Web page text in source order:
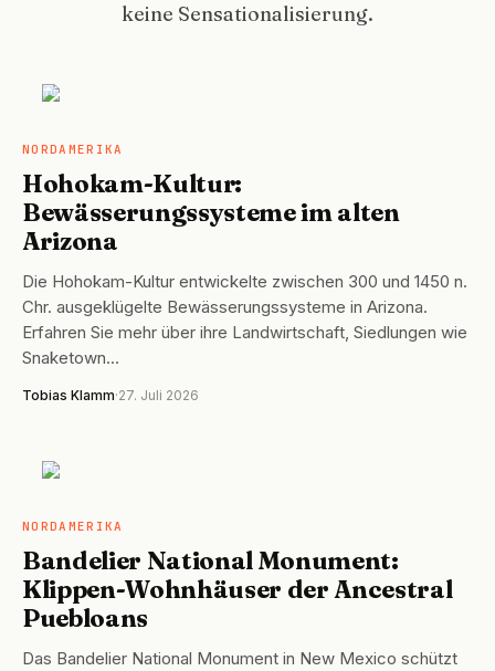
keine Sensationalisierung.
NORDAMERIKA
NORDAMERIKA
Hohokam-Kultur:
Bewässerungssysteme im alten
Arizona
Die Hohokam-Kultur entwickelte zwischen 300 und 1450 n.
Chr. ausgeklügelte Bewässerungssysteme in Arizona.
Erfahren Sie mehr über ihre Landwirtschaft, Siedlungen wie
Snaketown…
Tobias Klamm·27. Juli 2026
NORDAMERIKA
NORDAMERIKA
Bandelier National Monument:
Klippen-Wohnhäuser der Ancestral
Puebloans
Das Bandelier National Monument in New Mexico schützt